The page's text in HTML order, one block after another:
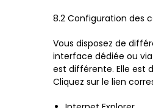
8.2 Configuration des
Vous disposez de
interface dédiée ou
est différente. Elle est
Cliquez sur le lien